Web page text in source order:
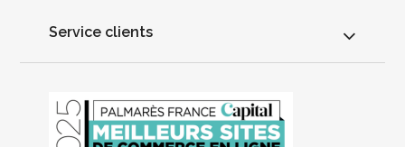
Service clients